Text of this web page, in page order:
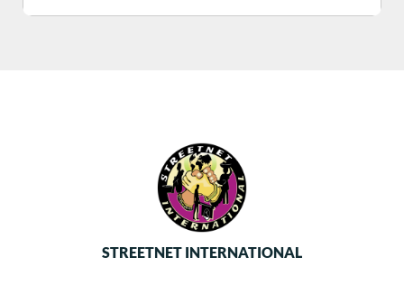
STREETNET INTERNATIONAL